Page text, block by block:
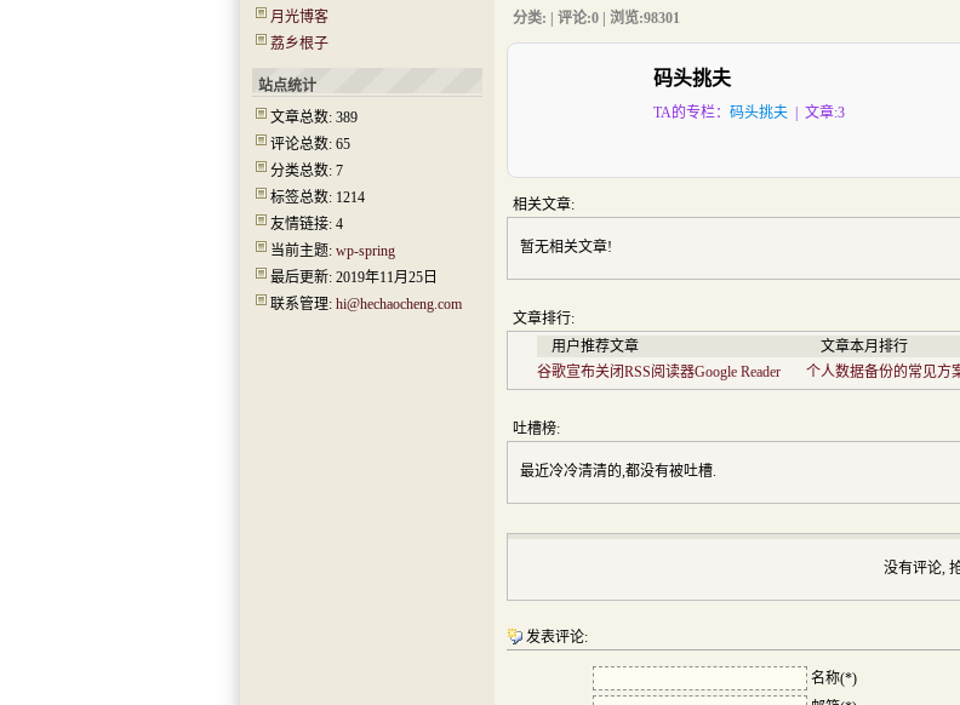
分类: | 评论:0 | 浏览:98301
码头挑夫
TA的专栏： 码头挑夫 | 文章:3
相关文章:
暂无相关文章!
文章排行:
用户推荐文章
文章本月排行
谷歌宣布关闭RSS阅读器Google Reader
个人数据备份的常见方
吐槽榜:
最近冷冷清清的,都没有被吐槽.
没有评论,
发表评论:
名称(*)
月光博客
荔乡根子
站点统计
文章总数: 389
评论总数: 65
分类总数: 7
标签总数: 1214
友情链接: 4
当前主题: wp-spring
最后更新: 2019年11月25日
联系管理: hi@hechaocheng.com